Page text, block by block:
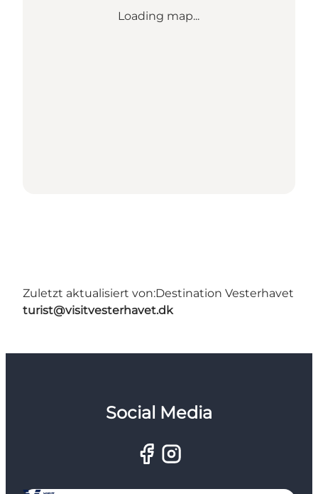
Loading map...
Zuletzt aktualisiert von:Destination Vesterhavet
turist@visitvesterhavet.dk
Social Media